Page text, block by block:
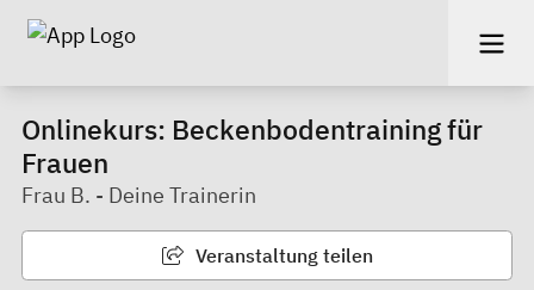
Onlinekurs: Beckenbodentraining für
Frauen
Frau B. - Deine Trainerin
Veranstaltung teilen